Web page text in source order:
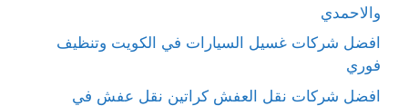
والاحمدي
افضل شركات غسيل السيارات في الكويت وتنظيف
فوري
افضل شركات نقل العفش كراتين نقل عفش في